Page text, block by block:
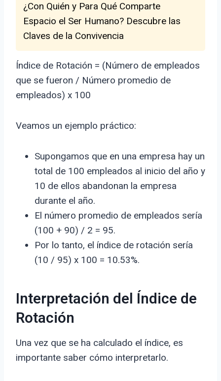
¿Con Quién y Para Qué Comparte
Espacio el Ser Humano? Descubre las
Claves de la Convivencia
Índice de Rotación = (Número de empleados
que se fueron / Número promedio de
empleados) x 100
Veamos un ejemplo práctico:
Supongamos que en una empresa hay un
total de 100 empleados al inicio del año y
10 de ellos abandonan la empresa
durante el año.
El número promedio de empleados sería
(100 + 90) / 2 = 95.
Por lo tanto, el índice de rotación sería
(10 / 95) x 100 = 10.53%.
Interpretación del Índice de
Rotación
Una vez que se ha calculado el índice, es
importante saber cómo interpretarlo.